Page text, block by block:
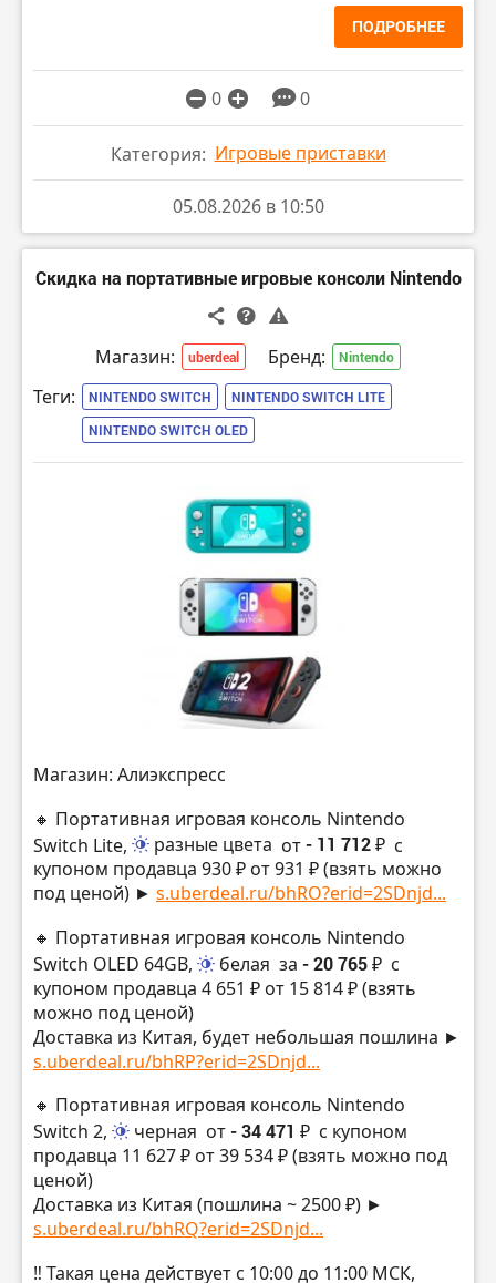
ПОДРОБНЕЕ
0 0
Категория: Игровые приставки
05.08.2026 в 10:50
Скидка на портативные игровые консоли Nintendo
Магазин: uberdeal Бренд: Nintendo
Теги: NINTENDO SWITCH
NINTENDO SWITCH LITE
NINTENDO SWITCH OLED
Магазин: Алиэкспресс
🔸 Портативная игровая консоль Nintendo
Switch Lite,
разные цвета от- 11 712 ₽ с
купоном продавца 930 ₽ от 931 ₽ (взять можно
под ценой) ► s.uberdeal.ru/bhRO?erid=2SDnjd...
🔸 Портативная игровая консоль Nintendo
Switch OLED 64GB,
белая за - 20 765 ₽ с
купоном продавца 4 651 ₽ от 15 814 ₽ (взять
можно под ценой)
Доставка из Китая, будет небольшая пошлина ►
s.uberdeal.ru/bhRP?erid=2SDnjd...
🔸 Портативная игровая консоль Nintendo
Switch 2,
черная от- 34 471 ₽ с купоном
продавца 11 627 ₽ от 39 534 ₽ (взять можно под
ценой)
Доставка из Китая (пошлина ~ 2500 ₽) ►
s.uberdeal.ru/bhRQ?erid=2SDnjd...
‼️ Такая цена действует с 10:00 до 11:00 МСК,